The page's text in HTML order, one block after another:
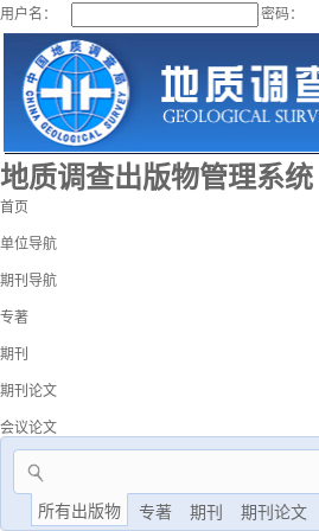
用户名： 密码：
地质调查出版物管理系统
首页
单位导航
期刊导航
专著
期刊
期刊论文
会议论文
所有出版物 专著 期刊 期刊论文